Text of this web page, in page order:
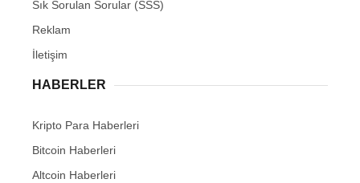
Sık Sorulan Sorular (SSS)
Reklam
İletişim
HABERLER
Kripto Para Haberleri
Bitcoin Haberleri
Altcoin Haberleri